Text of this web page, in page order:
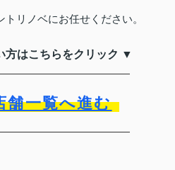
トリノベにお任せください。
方はこちらをクリック ▼
舗一覧へ進む